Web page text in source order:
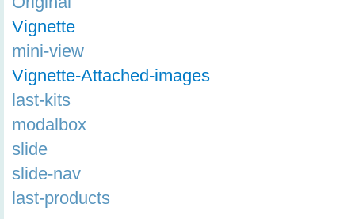
Vignette
mini-view
Vignette-Attached-images
last-kits
modalbox
slide
slide-nav
last-products